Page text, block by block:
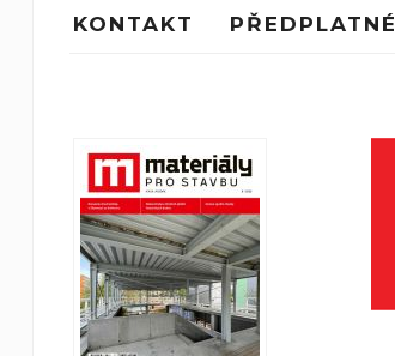
KONTAKT PŘEDPLATNÉ